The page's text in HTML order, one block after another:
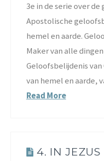
3e in de serie over
Apostolische
hemel en aarde.
Maker van alle
Geloofsbelijdenis
van hemel en aarde,
Read More
4. IN JEZUS